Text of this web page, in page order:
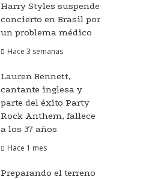
Harry Styles suspende
concierto en Brasil por
un problema médico
Hace 3 semanas
Lauren Bennett,
cantante inglesa y
parte del éxito Party
Rock Anthem, fallece
a los 37 años
Hace 1 mes
Preparando el terreno